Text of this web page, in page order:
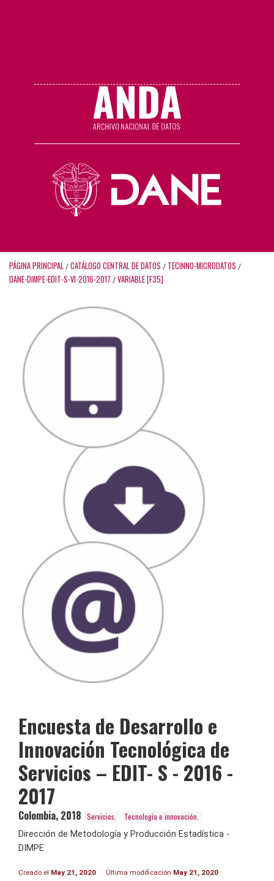
PÁGINA PRINCIPAL / CATÁLOGO CENTRAL DE DATOS / TECINNO-MICRODATOS /
DANE-DIMPE-EDIT-S-VI-2016-2017 / VARIABLE [F35]
Encuesta de Desarrollo e
Innovación Tecnológica de
Servicios – EDIT- S - 2016 -
2017
Colombia, 2018 Servicios.
Tecnología e innovación.
Dirección de Metodología y Producción Estadística -
DIMPE
Creado el May 21, 2020 Última modificación May 21, 2020